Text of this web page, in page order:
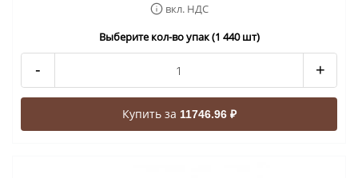
вкл. НДС
Выберите кол-во упак (1 440 шт)
- +
Купить за 11746.96 ₽